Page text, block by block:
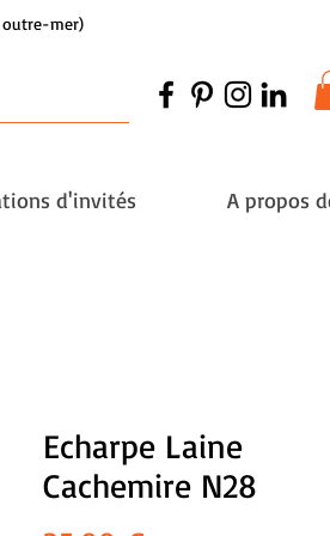
outre-mer)
d'invités A propos
Echarpe Laine
Cachemire N28